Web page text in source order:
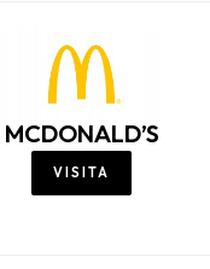
MCDONALD’S
VISITA